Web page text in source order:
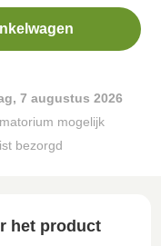
7 augustus 2026
mogelijk
bezorgd
het product